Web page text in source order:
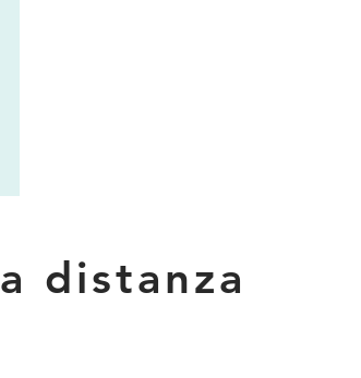
a distanza